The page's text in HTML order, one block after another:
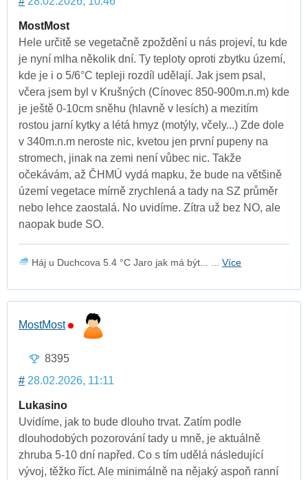
MostMost
Hele určitě se vegetačně zpoždění u nás projeví, tu kde
je nyní mlha několik dní. Ty teploty oproti zbytku území,
kde je i o 5/6°C tepleji rozdíl udělají. Jak jsem psal,
včera jsem byl v Krušných (Cínovec 850-900m.n.m) kde
je ještě 0-10cm sněhu (hlavně v lesích) a mezitím
rostou jarní kytky a létá hmyz (motýly, včely...) Zde dole
v 340m.n.m neroste nic, kvetou jen první pupeny na
stromech, jinak na zemi není vůbec nic. Takže
očekávám, až ČHMÚ vydá mapku, že bude na většině
území vegetace mírně zrychlená a tady na SZ průměr
nebo lehce zaostalá. No uvidíme. Zítra už bez NO, ale
naopak bude SO.
Háj u Duchcova 5.4 °C Jaro jak má být... ... Více
MostMost
8395
# 28.02.2026, 11:11
Lukasino
Uvidíme, jak to bude dlouho trvat. Zatím podle
dlouhodobých pozorování tady u mně, je aktuálně
zhruba 5-10 dní napřed. Co s tím udělá následující
vývoj, těžko říct. Ale minimálně na nějaký aspoň ranní